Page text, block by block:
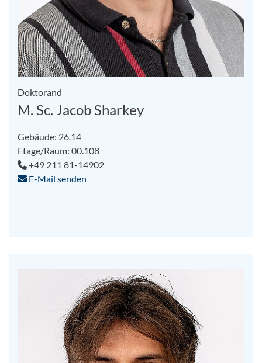
Doktorand
M. Sc. Jacob Sharkey
Gebäude: 26.14
Etage/Raum: 00.108
+49 211 81-14902
E-Mail senden